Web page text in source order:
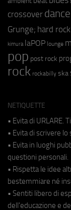
crossover dance
Grunge; hard rock
kimura laPOP lounge
pop post rock
rock rockabilly ska
NETIQUETTE
• Evita di URLARE.
• Evita di scrivere
• Evita in luoghi
questioni personali.
• Rispetta le idee
bestemmiare né
• Sentiti libero di
dell'educazione e